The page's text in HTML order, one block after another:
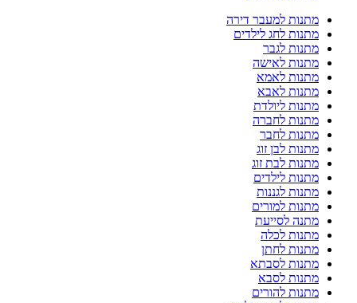
מתנות למעבר דירה
מתנות לחג לילדים
מתנות לגבר
מתנות לאישה
מתנות לאמא
מתנות לאבא
מתנות ליולדת
מתנות לחברה
מתנות לחבר
מתנות לבן זוג
מתנות לבת זוג
מתנות לילדים
מתנות לגננות
מתנות למורים
מתנה לסייעת
מתנות לכלה
מתנות לחתן
מתנות לסבתא
מתנות לסבא
מתנות להורים